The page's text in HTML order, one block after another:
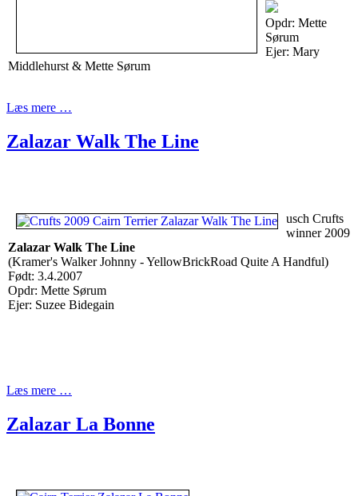
Opdr: Mette
Sørum
Ejer: Mary
Middlehurst & Mette Sørum
Læs mere …
Zalazar Walk The Line
usch Crufts
winner 2009
Zalazar Walk The Line
(Kramer's Walker Johnny - YellowBrickRoad Quite A Handful)
Født: 3.4.2007
Opdr: Mette Sørum
Ejer: Suzee Bidegain
Læs mere …
Zalazar La Bonne